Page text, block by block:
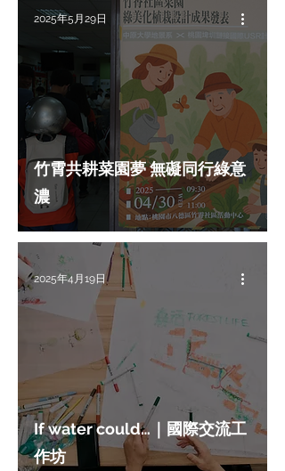
竹霄共耕菜園夢 無礙同行綠意
濃
2025年5月29日
If water could…｜國際交流工
作坊
2025年4月19日